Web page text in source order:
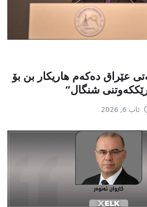
عێراق دەكەم هاریكار بن بۆ
شنگال”
ئاب 6, 2026